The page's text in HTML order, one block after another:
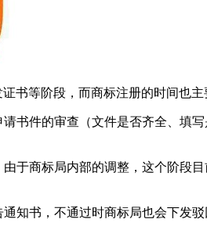
书等阶段，而商标注册的时间也主
书件的审查（文件是否齐全、填写
于商标局内部的调整，这个阶段
知书，不通过时商标局也会下发